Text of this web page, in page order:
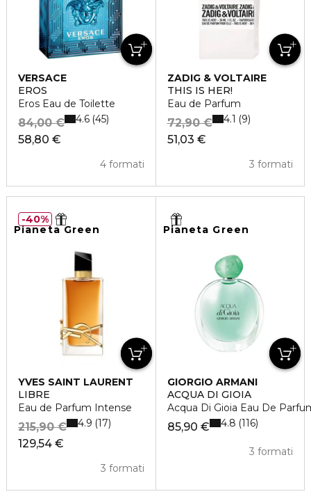
VERSACE
EROS
Eros Eau de Toilette
58,80 €
84,00 €
4 formati
4.6 45
ZADIG & VOLTAIRE
THIS IS HER!
Eau de Parfum
51,03 €
72,90 €
3 formati
4.1 9
Pianeta Green
YVES SAINT LAURENT
LIBRE
Eau de Parfum Intense
129,54 €
215,90 €
3 formati
4.9 17
40%
Pianeta Green
GIORGIO ARMANI
ACQUA DI GIOIA
Acqua Di Gioia Eau De
85,90 €
3 formati
4.8 116